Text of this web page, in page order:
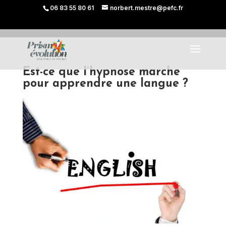
06 83 55 80 61 norbert.mestre@pefc.fr
Est-ce que l’hypnose marche
pour apprendre une langue ?